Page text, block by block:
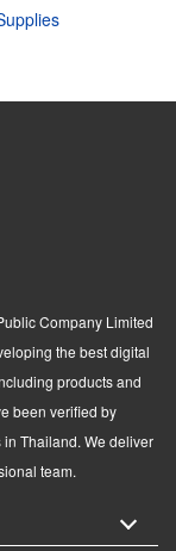
Company Limited
the best digital
products and
been verified by
Thailand. We deliver
team.